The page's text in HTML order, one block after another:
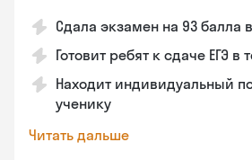
Сдала экзамен на 93 балла
Готовит ребят к сдаче ЕГЭ в
Находит индивидуальный
ученику
Читать дальше